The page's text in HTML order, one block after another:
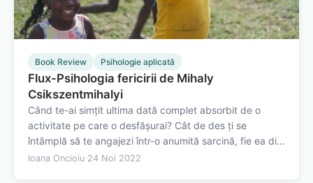
Book Review Psihologie aplicată
Flux-Psihologia fericirii de Mihaly
Csikszentmihalyi
Când te-ai simțit ultima dată complet absorbit de o
activitate pe care o desfășurai? Cât de des ți se
întâmplă să te angajezi într-o anumită sarcină, fie ea din
sfera artei, sportului, sau chiar o sarcină de la locul de
Ioana Oncioiu· 24 Noi 2022